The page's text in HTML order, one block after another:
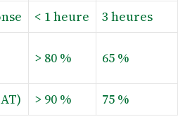
< 1 heure
3 heures
> 80 % 65 %
> 90 % 75 %